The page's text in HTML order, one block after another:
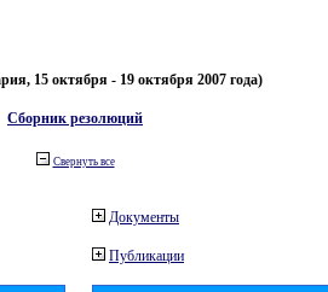
15 октября - 19 октября 2007 года)
Сборник резолюций
Свернуть все
Документы
Публикации